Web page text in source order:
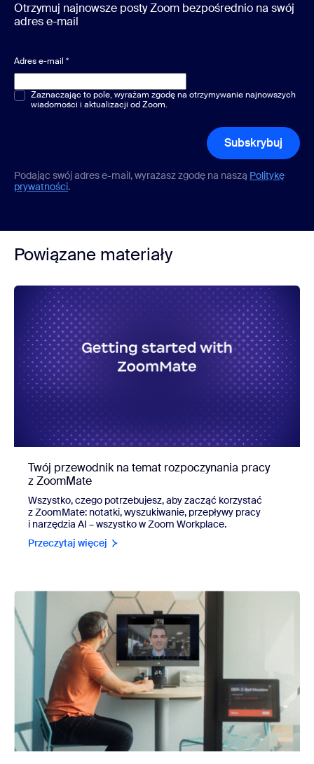
Otrzymuj najnowsze posty Zoom bezpośrednio na swój
adres e-mail
Adres e-mail *
Pytania jednokrotnego lub wielokrotnego wyboru*
Zaznaczając to pole, wyrażam zgodę na otrzymywanie najnowszych
wiadomości i aktualizacji od Zoom.
Subskrybuj
Podając swój adres e-mail, wyrażasz zgodę na naszą Politykę
prywatności.
Powiązane materiały
Twój przewodnik na temat rozpoczynania pracy
z ZoomMate
Wszystko, czego potrzebujesz, aby zacząć korzystać
z ZoomMate: notatki, wyszukiwanie, przepływy pracy
i narzędzia AI – wszystko w Zoom Workplace.
Przeczytaj więcej